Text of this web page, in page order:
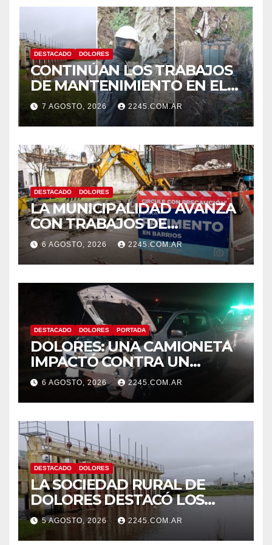
DESTACADO DOLORES
CONTINÚAN LOS TRABAJOS
DE MANTENIMIENTO EN EL
SISTEMA HÍDRICO DE
DOLORES
7 AGOSTO, 2026 2245.COM.AR
DESTACADO DOLORES
LA MUNICIPALIDAD AVANZA
CON TRABAJOS DE
REPARACIÓN DE
PAVIMENTO EN DISTINTOS
PUNTOS DE LA CIUDAD
6 AGOSTO, 2026 2245.COM.AR
DESTACADO DOLORES PORTADA
DOLORES: UNA CAMIONETA
IMPACTÓ CONTRA UN
ANIMAL VACUNO EN LA
RUTA 63
6 AGOSTO, 2026 2245.COM.AR
DESTACADO DOLORES
LA SOCIEDAD RURAL DE
DOLORES DESTACÓ LOS
TRABAJOS HIDRÁULICOS
REALIZADOS EN EL CANAL 1
5 AGOSTO, 2026 2245.COM.AR